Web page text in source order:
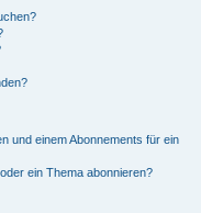
und einem Abonnements für ein
ein Thema abonnieren?